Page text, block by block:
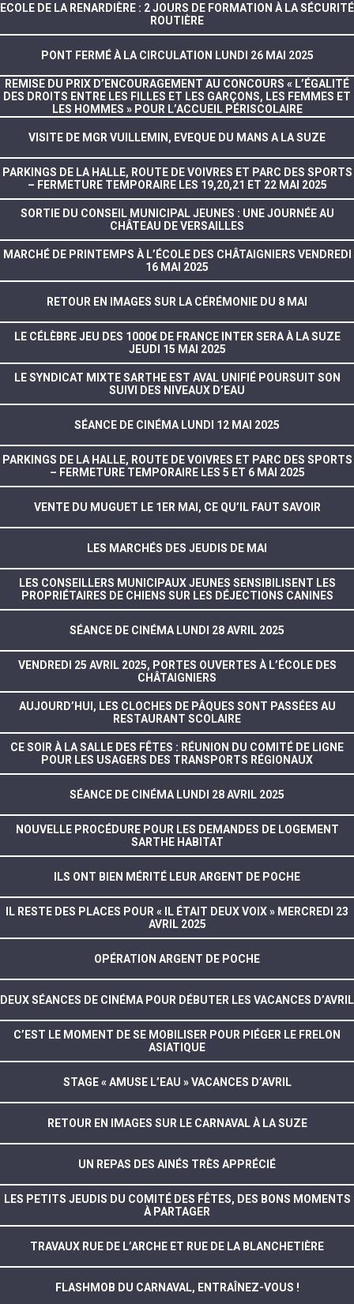
ECOLE DE LA RENARDIÈRE : 2 JOURS DE FORMATION À LA SÉCURITÉ
ROUTIÈRE
PONT FERMÉ À LA CIRCULATION LUNDI 26 MAI 2025
REMISE DU PRIX D’ENCOURAGEMENT AU CONCOURS « L’ÉGALITÉ
DES DROITS ENTRE LES FILLES ET LES GARÇONS, LES FEMMES ET
LES HOMMES » POUR L’ACCUEIL PÉRISCOLAIRE
VISITE DE MGR VUILLEMIN, EVEQUE DU MANS A LA SUZE
PARKINGS DE LA HALLE, ROUTE DE VOIVRES ET PARC DES SPORTS
– FERMETURE TEMPORAIRE LES 19,20,21 ET 22 MAI 2025
SORTIE DU CONSEIL MUNICIPAL JEUNES : UNE JOURNÉE AU
CHÂTEAU DE VERSAILLES
MARCHÉ DE PRINTEMPS À L’ÉCOLE DES CHÂTAIGNIERS VENDREDI
16 MAI 2025
RETOUR EN IMAGES SUR LA CÉRÉMONIE DU 8 MAI
LE CÉLÈBRE JEU DES 1000€ DE FRANCE INTER SERA À LA SUZE
JEUDI 15 MAI 2025
LE SYNDICAT MIXTE SARTHE EST AVAL UNIFIÉ POURSUIT SON
SUIVI DES NIVEAUX D’EAU
SÉANCE DE CINÉMA LUNDI 12 MAI 2025
PARKINGS DE LA HALLE, ROUTE DE VOIVRES ET PARC DES SPORTS
– FERMETURE TEMPORAIRE LES 5 ET 6 MAI 2025
VENTE DU MUGUET LE 1ER MAI, CE QU’IL FAUT SAVOIR
LES MARCHÉS DES JEUDIS DE MAI
LES CONSEILLERS MUNICIPAUX JEUNES SENSIBILISENT LES
PROPRIÉTAIRES DE CHIENS SUR LES DÉJECTIONS CANINES
SÉANCE DE CINÉMA LUNDI 28 AVRIL 2025
VENDREDI 25 AVRIL 2025, PORTES OUVERTES À L’ÉCOLE DES
CHÂTAIGNIERS
AUJOURD’HUI, LES CLOCHES DE PÂQUES SONT PASSÉES AU
RESTAURANT SCOLAIRE
CE SOIR À LA SALLE DES FÊTES : RÉUNION DU COMITÉ DE LIGNE
POUR LES USAGERS DES TRANSPORTS RÉGIONAUX
SÉANCE DE CINÉMA LUNDI 28 AVRIL 2025
NOUVELLE PROCÉDURE POUR LES DEMANDES DE LOGEMENT
SARTHE HABITAT
ILS ONT BIEN MÉRITÉ LEUR ARGENT DE POCHE
IL RESTE DES PLACES POUR « IL ÉTAIT DEUX VOIX » MERCREDI 23
AVRIL 2025
OPÉRATION ARGENT DE POCHE
DEUX SÉANCES DE CINÉMA POUR DÉBUTER LES VACANCES D’AVRIL
C’EST LE MOMENT DE SE MOBILISER POUR PIÉGER LE FRELON
ASIATIQUE
STAGE « AMUSE L’EAU » VACANCES D’AVRIL
RETOUR EN IMAGES SUR LE CARNAVAL À LA SUZE
UN REPAS DES AINÉS TRÈS APPRÉCIÉ
LES PETITS JEUDIS DU COMITÉ DES FÊTES, DES BONS MOMENTS
À PARTAGER
TRAVAUX RUE DE L’ARCHE ET RUE DE LA BLANCHETIÈRE
FLASHMOB DU CARNAVAL, ENTRAÎNEZ-VOUS !